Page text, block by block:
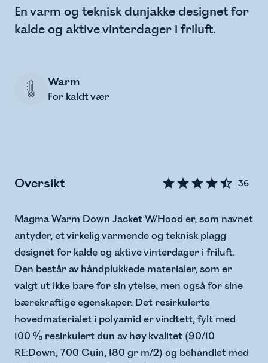
En varm og teknisk dunjakke designet for
kalde og aktive vinterdager i friluft.
Warm
For kaldt vær
Oversikt 36
Magma Warm Down Jacket W/Hood er, som navnet
antyder, et virkelig varmende og teknisk plagg
designet for kalde og aktive vinterdager i friluft.
Den består av håndplukkede materialer, som er
valgt ut ikke bare for sin ytelse, men også for sine
bærekraftige egenskaper. Det resirkulerte
hovedmaterialet i polyamid er vindtett, fylt med
100 % resirkulert dun av høy kvalitet (90/10
RE:Down, 700 Cuin, 180 gr m/2) og behandlet med